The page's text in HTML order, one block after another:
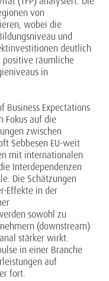
von
wobei die
und
deutlich
räumliche
in
Business Expectations
Fokus auf die
zwischen
Sebbesen EU-weit
mit internationalen
Interdependenzen
Die Schätzungen
Effekte in der
sowohl zu
(downstream)
stärker wirkt.
in einer Branche
auf
fort.